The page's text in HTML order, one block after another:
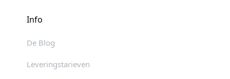
Info
De Blog
Leveringstarieven